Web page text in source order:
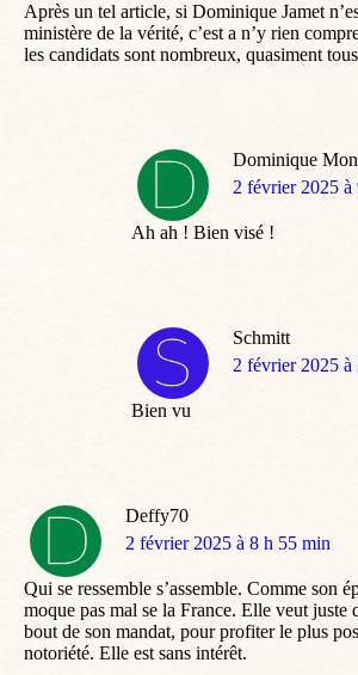
Après un tel article, si Dominique Jamet
ministère de la vérité, c’est a n’y rien
les candidats sont nombreux, quasiment
Dominique
dit
2 février 2025 à
Ah ah ! Bien visé !
Schmitt
dit
2 février 2025 à
Bien vu
Deffy70
dit
2 février 2025 à 8 h 55 min
Qui se ressemble s’assemble. Comme son
moque pas mal se la France. Elle veut juste
bout de son mandat, pour profiter le plus
notoriété. Elle est sans intérêt.